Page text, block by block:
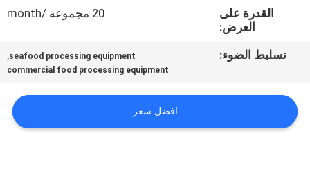
أخبار
القدرة على
العرض:
20 مجموعة /month
تسليط الضوء: seafood processing equipment
,
commercial food processing equipment
افضل سعر